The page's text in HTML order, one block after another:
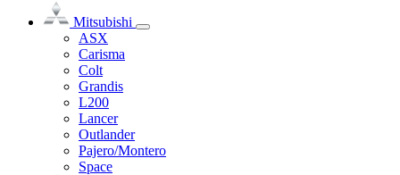
Mitsubishi
ASX
Carisma
Colt
Grandis
L200
Lancer
Outlander
Pajero/Montero
Space